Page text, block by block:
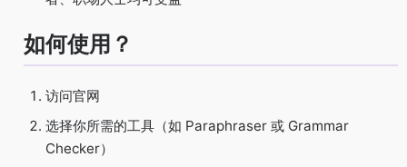
如何使用？
访问官网
选择你所需的工具（如 Paraphraser 或 Grammar
Checker）